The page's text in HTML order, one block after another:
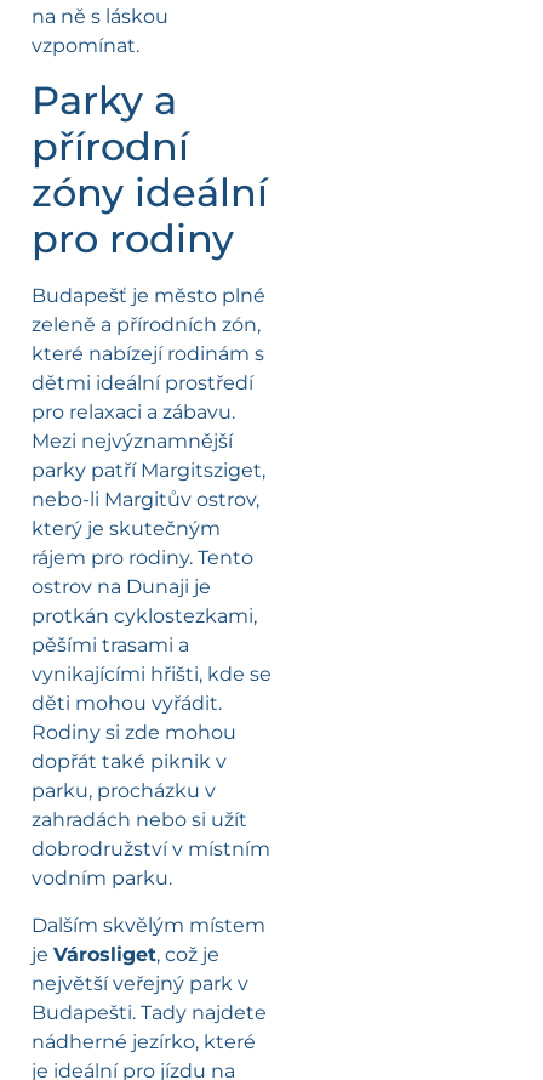
na ně s láskou
vzpomínat.
Parky a
přírodní
zóny ideální
pro rodiny
Budapešť je město plné
zeleně a přírodních zón,
které nabízejí rodinám s
dětmi ideální prostředí
pro relaxaci a zábavu.
Mezi nejvýznamnější
parky patří Margitsziget,
nebo-li Margitův ostrov,
který je skutečným
rájem pro rodiny. Tento
ostrov na Dunaji je
protkán cyklostezkami,
pěšími trasami a
vynikajícími hřišti, kde se
děti mohou vyřádit.
Rodiny si zde mohou
dopřát také piknik v
parku, procházku v
zahradách nebo si užít
dobrodružství v místním
vodním parku.
Dalším skvělým místem
je Városliget, což je
největší veřejný park v
Budapešti. Tady najdete
nádherné jezírko, které
je ideální pro jízdu na